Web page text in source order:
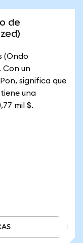
de
(Ondo
Con un
significa que
una
mil $.